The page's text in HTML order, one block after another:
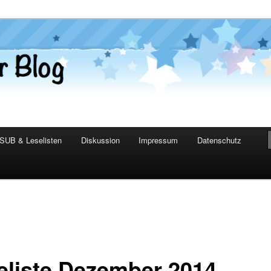
Blog
SUB & Leselisten Diskussion Impressum Datenschutz